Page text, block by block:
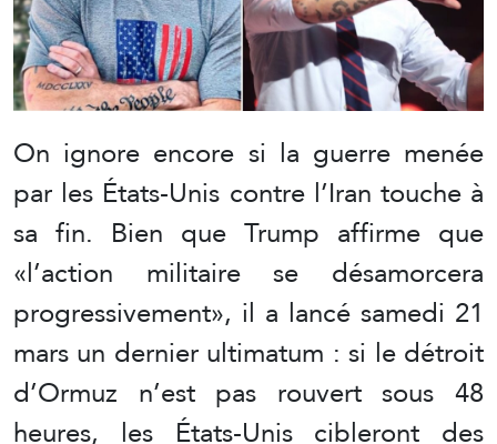
On ignore encore si la guerre menée
par les États-Unis contre l’Iran touche à
sa fin. Bien que Trump affirme que
«l’action militaire se désamorcera
progressivement», il a lancé samedi 21
mars un dernier ultimatum : si le détroit
d’Ormuz n’est pas rouvert sous 48
heures, les États-Unis cibleront des